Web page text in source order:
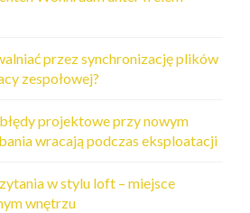
przez synchronizację plików
zespołowej?
projektowe przy nowym
wracają podczas eksploatacji
w stylu loft – miejsce
wnętrzu